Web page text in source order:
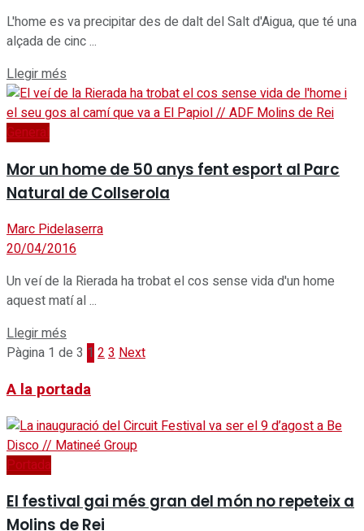
L'home es va precipitar des de dalt del Salt d'Aigua, que té una
alçada de cinc ...
Llegir més
General
Mor un home de 50 anys fent esport al Parc
Natural de Collserola
Marc Pidelaserra
20/04/2016
Un veí de la Rierada ha trobat el cos sense vida d'un home
aquest matí al ...
Llegir més
Pàgina 1 de 3 1 23Next
A la portada
Portada
El festival gai més gran del món no repeteix a
Molins de Rei